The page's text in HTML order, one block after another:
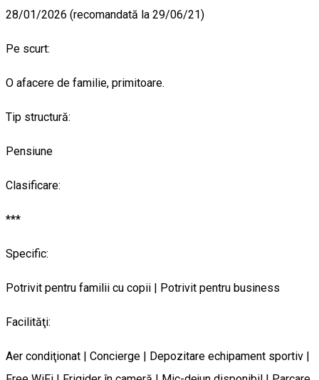
28/01/2026 (recomandată la 29/06/21)
Pe scurt:
O afacere de familie, primitoare.
Tip structură:
Pensiune
Clasificare:
***
Specific:
Potrivit pentru familii cu copii | Potrivit pentru business
Facilităţi:
Aer condiţionat | Concierge | Depozitare echipament sportiv |